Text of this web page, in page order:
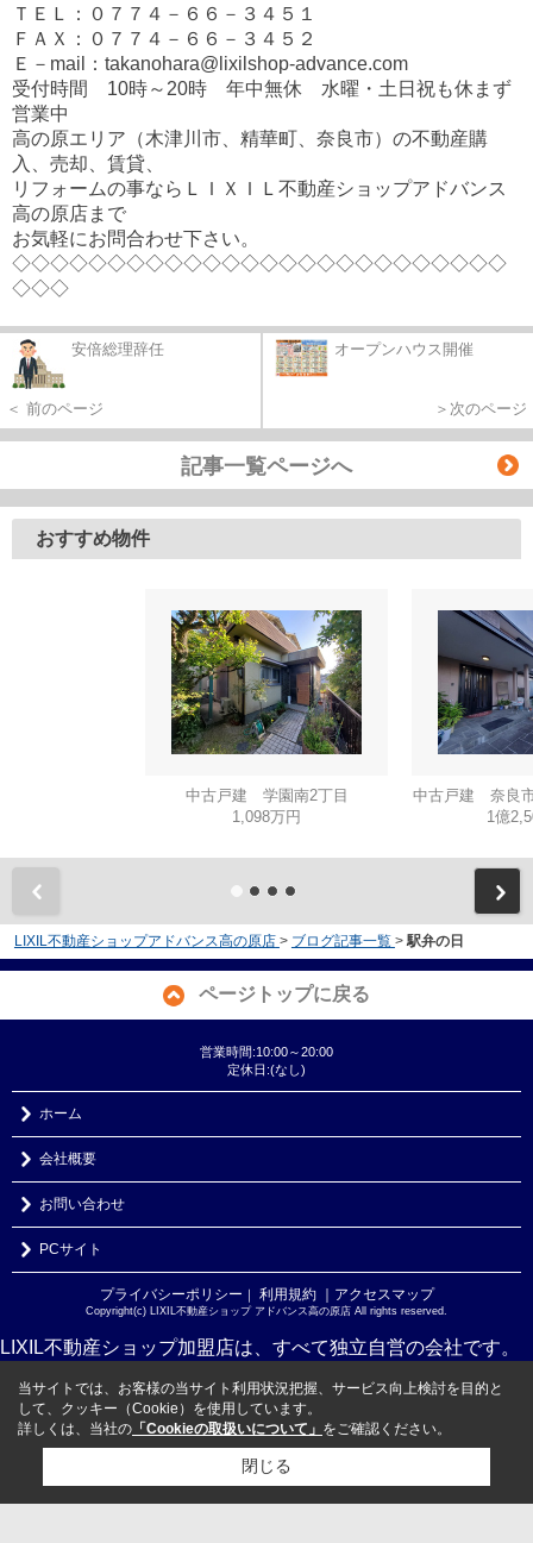
ＴＥＬ：０７７４－６６－３４５１
ＦＡＸ：０７７４－６６－３４５２
Ｅ－mail：takanohara@lixilshop-advance.com
受付時間 10時～20時 年中無休 水曜・土日祝も休まず
営業中
高の原エリア（木津川市、精華町、奈良市）の不動産購
入、売却、賃貸、
リフォームの事ならＬＩＸＩＬ不動産ショップアドバンス
高の原店まで
お気軽にお問合わせ下さい。
◇◇◇◇◇◇◇◇◇◇◇◇◇◇◇◇◇◇◇◇◇◇◇◇◇◇
◇◇◇
安倍総理辞任
＜ 前のページ
オープンハウス開催
＞次のページ
記事一覧ページへ
おすすめ物件
中古戸建 学園南2丁目
1,098万円
中古戸建 奈良
1億
LIXIL不動産ショップアドバンス高の原店 > ブログ記事一覧 > 駅弁の日
ページトップに戻る
営業時間:10:00～20:00
定休日:(なし)
ホーム
会社概要
お問い合わせ
PCサイト
プライバシーポリシー ｜ 利用規約 ｜アクセスマップ
Copyright(c) LIXIL不動産ショップ アドバンス高の原店 All rights reserved.
LIXIL不動産ショップ加盟店は、すべて独立自営の会社です。
当サイトでは、お客様の当サイト利用状況把握、サービス向上検討を目的と
して、クッキー（Cookie）を使用しています。
詳しくは、当社の 「Cookieの取扱いについて」 をご確認ください。
閉じる